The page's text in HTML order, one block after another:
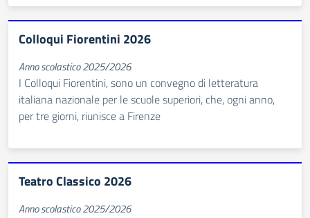
Colloqui Fiorentini 2026
Anno scolastico 2025/2026
I Colloqui Fiorentini, sono un convegno di letteratura
italiana nazionale per le scuole superiori, che, ogni anno,
per tre giorni, riunisce a Firenze
Teatro Classico 2026
Anno scolastico 2025/2026